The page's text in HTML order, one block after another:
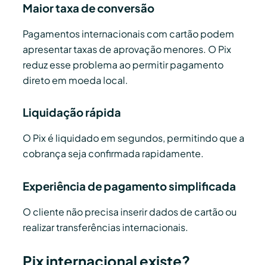
Maior taxa de conversão
Pagamentos internacionais com cartão podem
apresentar taxas de aprovação menores. O Pix
reduz esse problema ao permitir pagamento
direto em moeda local.
Liquidação rápida
O Pix é liquidado em segundos, permitindo que a
cobrança seja confirmada rapidamente.
Experiência de pagamento simplificada
O cliente não precisa inserir dados de cartão ou
realizar transferências internacionais.
Pix internacional existe?